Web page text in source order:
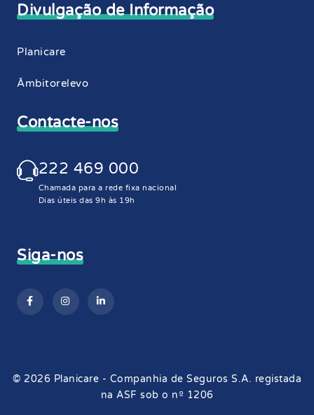
Divulgação de Informação
Planicare
Âmbitorelevo
Contacte-nos
222 469 000
Chamada para a rede fixa nacional
Dias úteis das 9h às 19h
Siga-nos
© 2026 Planicare - Companhia de Seguros S.A. registada
na ASF sob o nº 1206